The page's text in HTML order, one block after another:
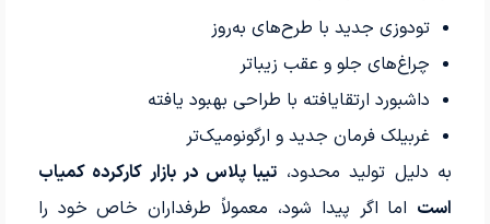
تودوزی جدید با طرح‌های به‌روز
چراغ‌های جلو و عقب زیباتر
داشبورد ارتقایافته با طراحی بهبود یافته
غربیلک فرمان جدید و ارگونومیک‌تر
به دلیل تولید محدود، تیبا پلاس در بازار کارکرده کمیاب
است اما اگر پیدا شود، معمولاً طرفداران خاص خود را